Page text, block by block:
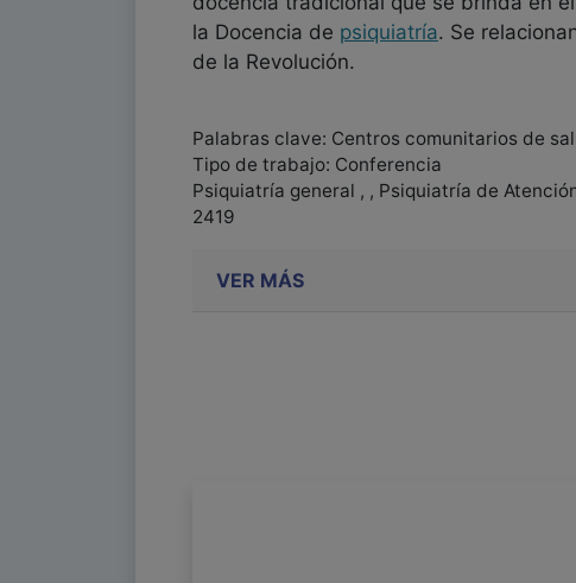
la Docencia de psiquiatría. Se
de la Revolución.
Palabras clave: Centros comunitarios de
Tipo de trabajo: Conferencia
Psiquiatría general , , Psiquiatría de
2419
VER MÁS